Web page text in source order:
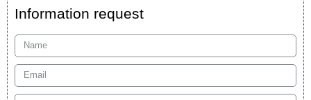
Information request